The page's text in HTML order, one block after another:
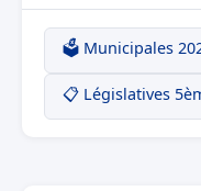
🗳️ Municipales
📋 Législatives